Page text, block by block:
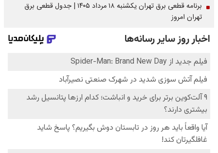
برنامه قطعی برق تهران یکشنبه ۱۸ مرداد ۱۴۰۵ | جدول قطعی برق
تهران امروز